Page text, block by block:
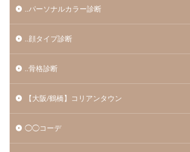
..パーソナルカラー診断
..顔タイプ診断
..骨格診断
【大阪/鶴橋】コリアンタウン
◯◯コーデ